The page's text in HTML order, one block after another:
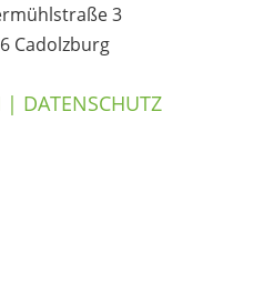
3
Cadolzburg
| DATENSCHUTZ